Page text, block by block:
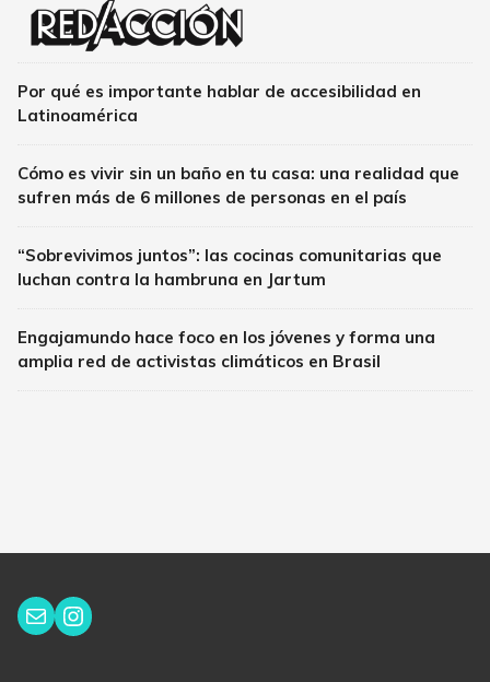
Por qué es importante hablar de accesibilidad en
Latinoamérica
Cómo es vivir sin un baño en tu casa: una realidad que
sufren más de 6 millones de personas en el país
“Sobrevivimos juntos”: las cocinas comunitarias que
luchan contra la hambruna en Jartum
Engajamundo hace foco en los jóvenes y forma una
amplia red de activistas climáticos en Brasil
Correo electrónico
Instagram